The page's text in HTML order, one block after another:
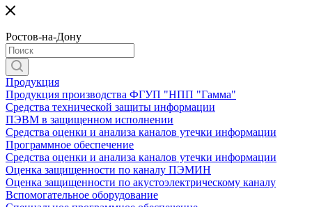
Ростов-на-Дону
Продукция
Продукция производства ФГУП "НПП "Гамма"
Средства технической защиты информации
ПЭВМ в защищенном исполнении
Средства оценки и анализа каналов утечки информации
Программное обеспечение
Средства оценки и анализа каналов утечки информации
Оценка защищенности по каналу ПЭМИН
Оценка защищенности по акустоэлектрическому каналу
Вспомогательное оборудование